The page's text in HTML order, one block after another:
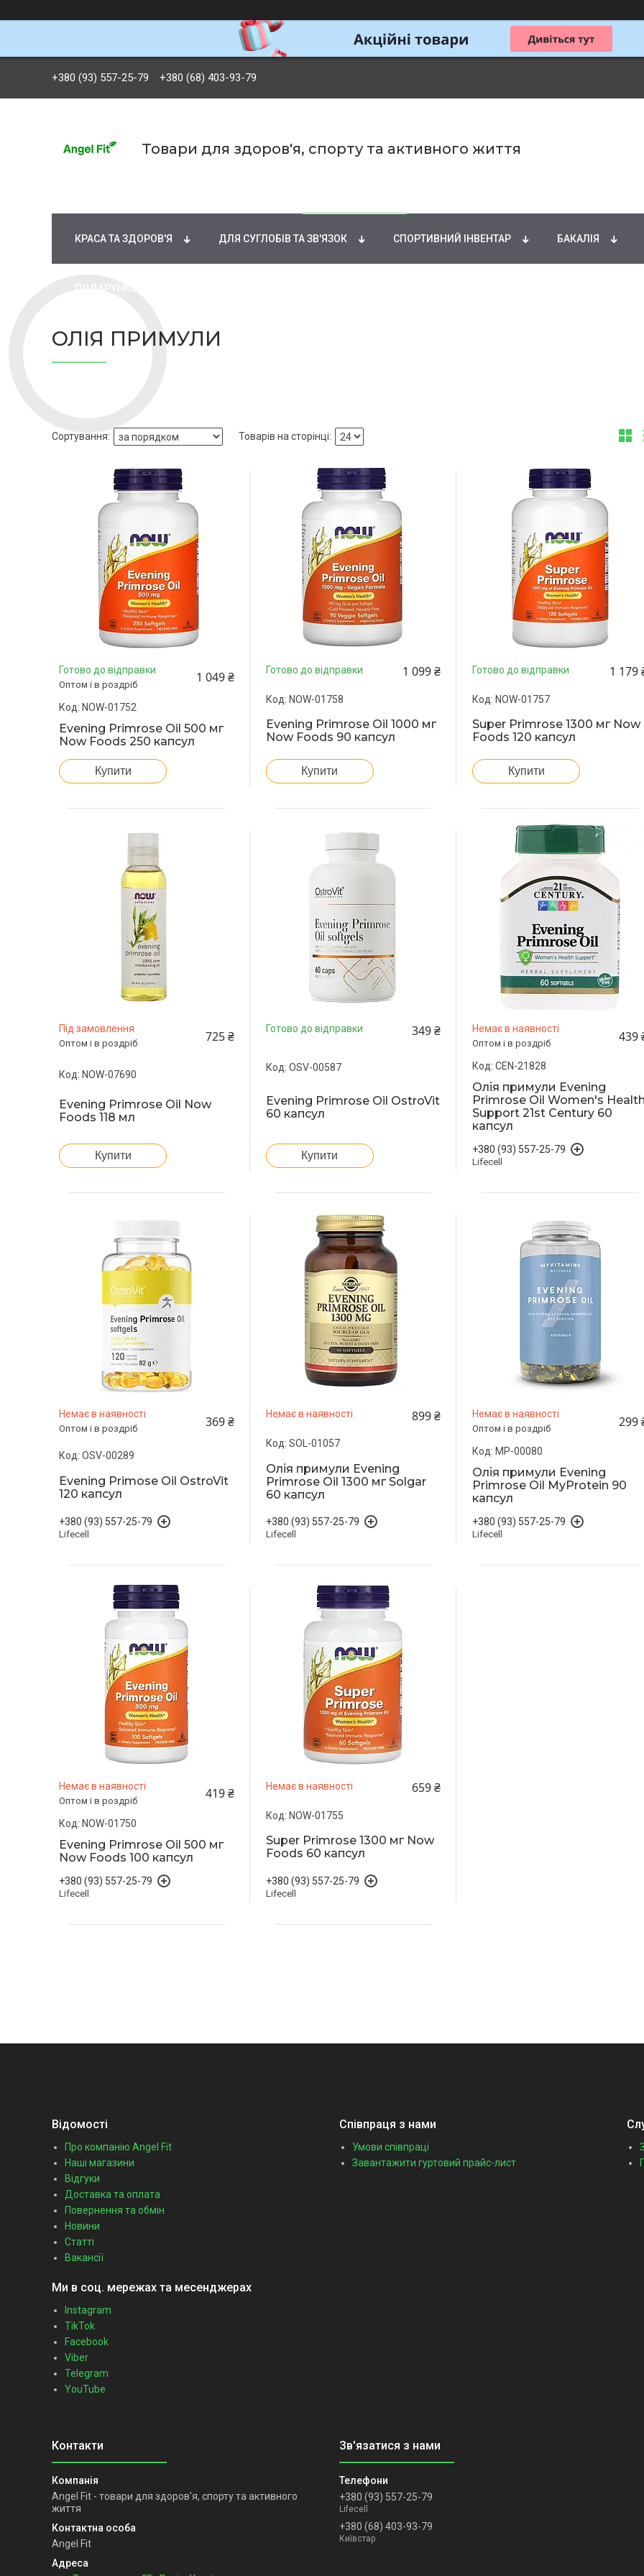
+380 (93) 557-25-79 +380 (68) 403-93-79
Товари для здоров'я, спорту та активного життя
КРАСА ТА ЗДОРОВ'Я ДЛЯ СУГЛОБІВ ТА ЗВ'ЯЗОК СПОРТИВНИЙ ІНВЕНТАР БАКАЛІЯ
ОЛІЯ ПРИМУЛИ
Готово до відправки
Оптом і в роздріб 1 049 ₴
NOW-01752
Evening Primrose Oil 500 мг
Now Foods 250 капсул
Купити
Готово до відправки 1 099 ₴
NOW-01758
Evening Primrose Oil 1000 мг
Now Foods 90 капсул
Купити
Готово до відправки 1 179
NOW-01757
Super Primrose 1300 мг Now
Foods 120 капсул
Купити
Під замовлення
Оптом і в роздріб 725 ₴
NOW-07690
Evening Primrose Oil Now
Foods 118 мл
Купити
Готово до відправки 349 ₴
OSV-00587
Evening Primrose Oil OstroVit
60 капсул
Купити
Немає в наявності
Оптом і в роздріб 439
CEN-21828
Олія примули Evening
Primrose Oil Women's Health
Support 21st Century 60
капсул
+380 (93) 557-25-79
Lifecell
Немає в наявності
Оптом і в роздріб 369 ₴
OSV-00289
Evening Primose Oil OstroVit
120 капсул
+380 (93) 557-25-79
Lifecell
Немає в наявності 899 ₴
SOL-01057
Олія примули Evening
Primrose Oil 1300 мг Solgar
60 капсул
+380 (93) 557-25-79
Lifecell
Немає в наявності
Оптом і в роздріб 299
MP-00080
Олія примули Evening
Primrose Oil MyProtein 90
капсул
+380 (93) 557-25-79
Lifecell
Немає в наявності
Оптом і в роздріб 419 ₴
NOW-01750
Evening Primrose Oil 500 мг
Now Foods 100 капсул
+380 (93) 557-25-79
Lifecell
Немає в наявності 659 ₴
NOW-01755
Super Primrose 1300 мг Now
Foods 60 капсул
+380 (93) 557-25-79
Lifecell
Відомості
Про компанію Angel Fit
Наші магазини
Відгуки
Доставка та оплата
Повернення та обмін
Новини
Статті
Вакансії
Співпраця з нами
Умови співпраці
Завантажити гуртовий прайс-лист
Ми в соц. мережах та месенджерах
Instagram
TikTok
Facebook
Viber
Telegram
YouTube
Angel Fit - товари для здоров'я, спорту та активного
життя
Angel Fit
+380 (93) 557-25-79
Lifecell
+380 (68) 403-93-79
Київстар